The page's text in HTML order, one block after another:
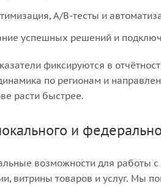
A/B-тесты и
успешных решений и
фиксируются в
по регионам и
расти быстрее.
и
возможности для работы с
витрины товаров и услуг. Мы